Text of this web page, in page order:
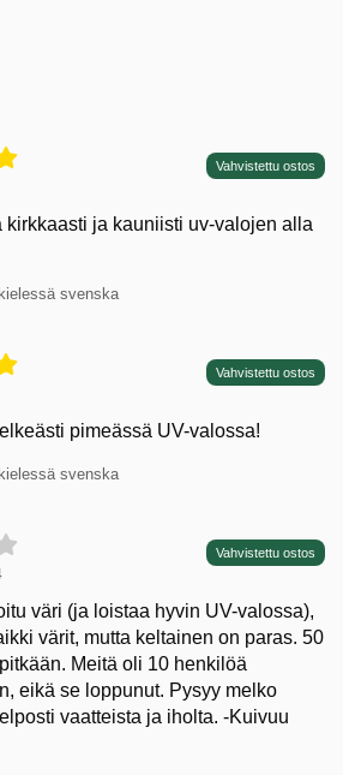
5, Vahvistettu ostos
kirkkaasti ja kauniisti uv-valojen alla
svenska
5, Vahvistettu ostos
pimeässä UV-valossa!
svenska
5, Vahvistettu ostos
väri (ja loistaa hyvin UV-valossa),
värit, mutta keltainen on paras. 50
Meitä oli 10 henkilöä
eikä se loppunut. Pysyy melko
vaatteista ja iholta. -Kuivuu